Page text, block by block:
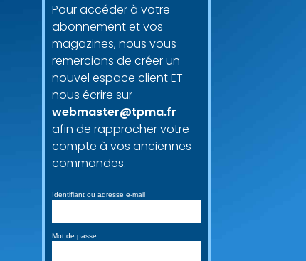
Pour accéder à votre
abonnement et vos
magazines, nous vous
remercions de créer un
nouvel espace client ET
nous écrire sur
webmaster@tpma.fr
afin de rapprocher votre
compte à vos anciennes
commandes.
Identifiant ou adresse e-mail
Mot de passe